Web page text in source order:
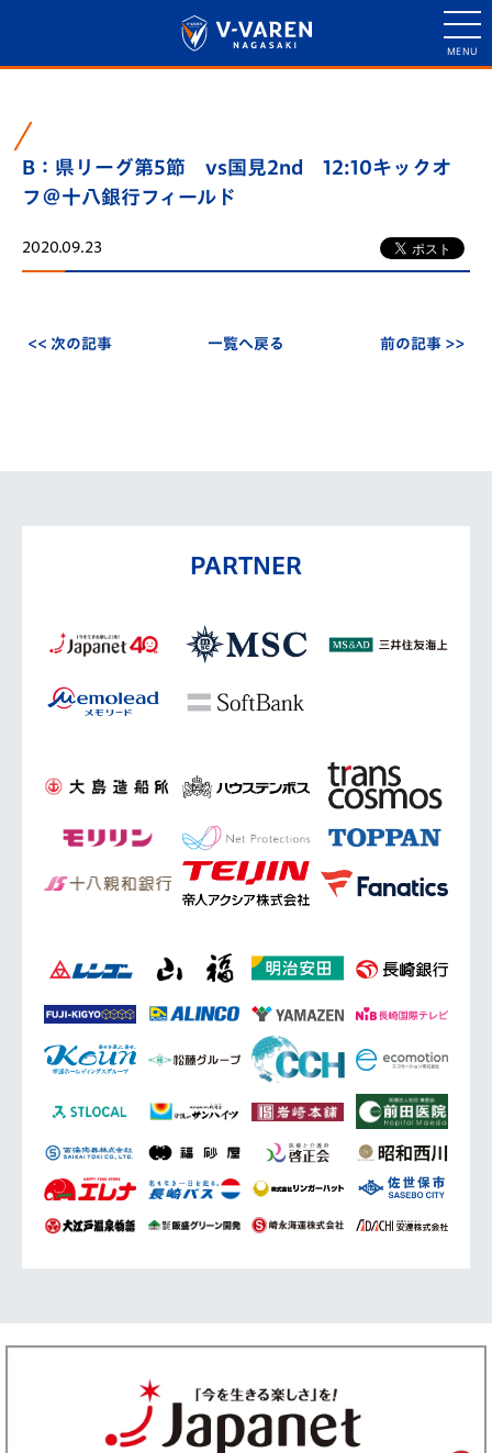
B：県リーグ第5節 vs国見2nd 12:10キックオ
フ＠十八銀行フィールド
2020.09.23
<< 次の記事 一覧へ戻る 前の記事 >>
PARTNER